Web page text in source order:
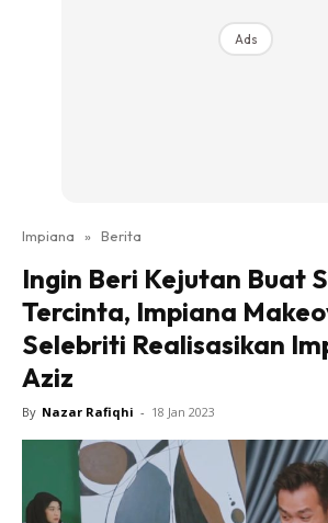
Login|Register
Ruang Makan
Ruang Tamu
Direktori
Landskap
DIY
Bilik Air
Bilik Tidur
Ads
Impiana » Berita
Ingin Beri Kejutan Buat
Tercinta, Impiana
Selebriti Realisasikan
Aziz
By Nazar Rafiqhi - 18 Jan 2023